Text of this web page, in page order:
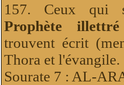
157. Ceux qui
Prophète illettré
trouvent écrit
Thora et l'évangile.
Sourate 7 : AL-